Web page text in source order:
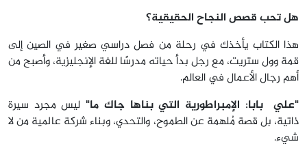
هل تحب قصص النجاح الحقيقية؟
هذا الكتاب يأخذك في رحلة من فصل دراسي صغير في الصين إلى
قمة وول ستريت، مع رجل بدأ حياته مدرسًا للغة الإنجليزية، وأصبح من
أهم رجال الأعمال في العالم.
"علي بابا: الإمبراطورية التي بناها جاك ما" ليس مجرد سيرة
ذاتية، بل قصة مُلهمة عن الطموح، والتحدي، وبناء شركة عالمية من لا
شيء.